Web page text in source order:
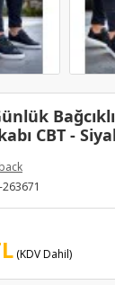
CBT -
263671
(KDV Dahil)